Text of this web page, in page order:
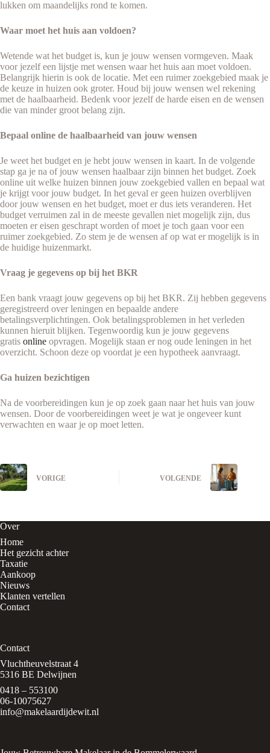
lukken om maandelijks rond te komen.
Waar moet het huis aan voldoen?
Wetende wat het budget is, kun je jouw wensen vormgeven. Maak
voor jezelf een lijstje met wensen waar het huis aan moet voldoen.
Belangrijk hierin is ook de locatie. Met een ruimer zoekgebied maak je
de keuze in huizen ook groter. Houd bij jouw wensen wel rekening
met de haalbaarheid. Bedenk voor jezelf de harde eisen en de wensen
die van minder groot belang zijn.
Bepaal online de haalbaarheid van jouw wensen
Je weet het budget en je hebt jouw wensen in kaart. In de volgende
stap ga je na of jouw wensen haalbaar zijn binnen het budget. Zoek
online uit welke huizen binnen jouw zoekgebied vallen en bepaal wat
je krijgt voor jouw budget. In het geval er geen huizen overblijven
door jouw wensen en het budget, moet er dus iets veranderen. Het
budget verruimen zal in de meeste gevallen niet mogelijk zijn, dus
moeten er eisen geschrapt worden of moet je toch gaan voor een
ruimer zoekgebied. Zo stem je de wensen af op wat er mogelijk is in
de huidige huizenmarkt.
Vraag je gegevens op bij het BKR
Een bank vraagt jouw gegevens op bij het BKR. Zij hebben gegevens
geregistreerd over leningen en bepaalde andere
betalingsverplichtingen. Ook betalingsproblemen in het verleden
kunnen hieruit blijken. Tegenwoordig kun je jouw gegevens
gratis online opvragen. Mogelijk staan er nog oude leningen in het
overzicht. Schoon deze op voordat je een hypotheek aanvraagt.
Ga huizen bezichtigen
Na de voorbereidingen kun je op zoek gaan naar het huis van jouw
wensen. Door de voorbereidingen weet je wat je ongeveer kunt
verwachten en waar je op moet letten.
VORIGE VOLGENDE
Over
Home
Het gezicht achter
Taxatie
Aankoop
Nieuws
Klanten vertellen
Contact
Contact
Vluchtheuvelstraat 4
5316 BE Delwijnen
0418 – 553100
06-10075627
info@makelaardijdewit.nl